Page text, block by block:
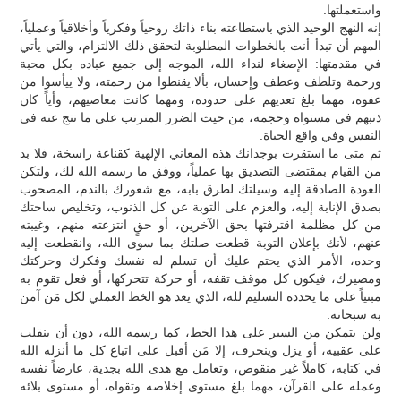
واستعملتها.
إنه النهج الوحيد الذي باستطاعته بناء ذاتك روحياً وفكرياً وأخلاقياً وعملياً،
المهم أن تبدأ أنت بالخطوات المطلوبة لتحقق ذلك الالتزام، والتي يأتي
في مقدمتها: الإصغاء لنداء الله، الموجه إلى جميع عباده بكل محبة
ورحمة وتلطف وعطف وإحسان، بألا يقنطوا من رحمته، ولا ييأسوا من
عفوه، مهما بلغ تعديهم على حدوده، ومهما كانت معاصيهم، وأياً كان
ذنبهم في مستواه وحجمه، من حيث الضرر المترتب على ما نتج عنه في
النفس وفي واقع الحياة.
ثم متى ما استقرت بوجدانك هذه المعاني الإلهية كقناعة راسخة، فلا بد
من القيام بمقتضى التصديق بها عملياً، ووفق ما رسمه الله لك، ولتكن
العودة الصادقة إليه وسيلتك لطرق بابه، مع شعورك بالندم، المصحوب
بصدق الإنابة إليه، والعزم على التوبة عن كل الذنوب، وتخليص ساحتك
من كل مظلمة اقترفتها بحق الآخرين، أو حقٍ انتزعته منهم، وغيبته
عنهم، لأنك بإعلان التوبة قطعت صلتك بما سوى الله، وانقطعت إليه
وحده، الأمر الذي يحتم عليك أن تسلم له نفسك وفكرك وحركتك
ومصيرك، فيكون كل موقف تقفه، أو حركة تتحركها، أو فعل تقوم به
مبنياً على ما يحدده التسليم لله، الذي يعد هو الخط العملي لكل مَن آمن
به سبحانه.
ولن يتمكن من السير على هذا الخط، كما رسمه الله، دون أن ينقلب
على عقبيه، أو يزل وينحرف، إلا مَن أقبل على اتباع كل ما أنزله الله
في كتابه، كاملاً غير منقوص، وتعامل مع هدى الله بجدية، عارضاً نفسه
وعمله على القرآن، مهما بلغ مستوى إخلاصه وتقواه، أو مستوى بلائه